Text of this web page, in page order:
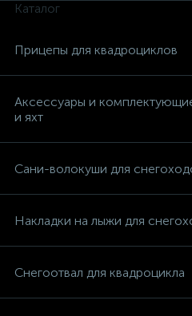
Каталог
Прицепы для квадроциклов
Аксессуары и
и яхт
Сани-волокуши для
Накладки на лыжи для
Снегоотвал для квадроцикла